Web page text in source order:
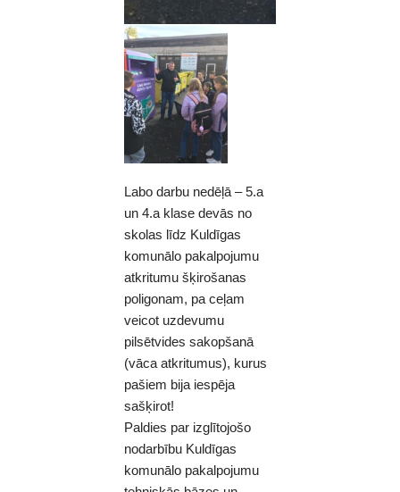
Labo darbu nedēļā – 5.a
un 4.a klase devās no
skolas līdz Kuldīgas
komunālo pakalpojumu
atkritumu šķirošanas
poligonam, pa ceļam
veicot uzdevumu
pilsētvides sakopšanā
(vāca atkritumus), kurus
pašiem bija iespēja
sašķirot!
Paldies par izglītojošo
nodarbību Kuldīgas
komunālo pakalpojumu